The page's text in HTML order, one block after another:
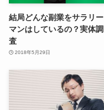
結局どんな副業をサラリー
マンはしているの？実体調
査
2018年5月29日